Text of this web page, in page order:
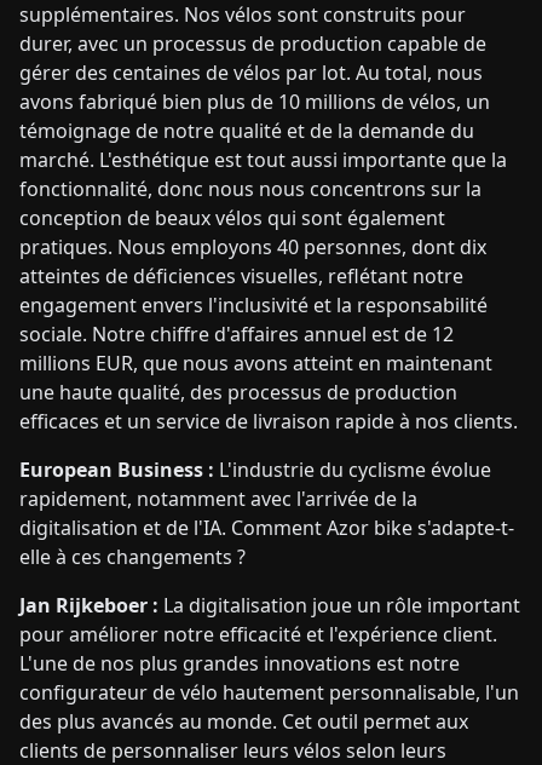
supplémentaires. Nos vélos sont construits pour
durer, avec un processus de production capable de
gérer des centaines de vélos par lot. Au total, nous
avons fabriqué bien plus de 10 millions de vélos, un
témoignage de notre qualité et de la demande du
marché. L'esthétique est tout aussi importante que la
fonctionnalité, donc nous nous concentrons sur la
conception de beaux vélos qui sont également
pratiques. Nous employons 40 personnes, dont dix
atteintes de déficiences visuelles, reflétant notre
engagement envers l'inclusivité et la responsabilité
sociale. Notre chiffre d'affaires annuel est de 12
millions EUR, que nous avons atteint en maintenant
une haute qualité, des processus de production
efficaces et un service de livraison rapide à nos clients.
European Business : L'industrie du cyclisme évolue
rapidement, notamment avec l'arrivée de la
digitalisation et de l'IA. Comment Azor bike s'adapte-t-
elle à ces changements ?
Jan Rijkeboer : La digitalisation joue un rôle important
pour améliorer notre efficacité et l'expérience client.
L'une de nos plus grandes innovations est notre
configurateur de vélo hautement personnalisable, l'un
des plus avancés au monde. Cet outil permet aux
clients de personnaliser leurs vélos selon leurs